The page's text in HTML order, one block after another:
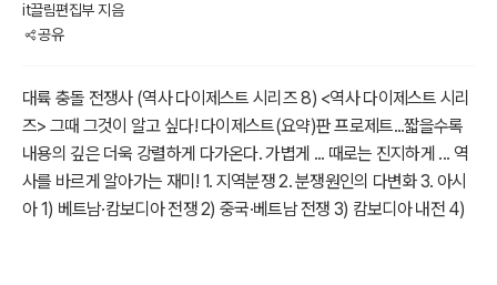
it끌림편집부 지음
공유
대륙 충돌 전쟁사 (역사 다이제스트 시리즈 8) <역사 다이제스트 시리
즈> 그때 그것이 알고 싶다! 다이제스트(요약)판 프로제트...짧을수록
내용의 깊은 더욱 강렬하게 다가온다. 가볍게 ... 때로는 진지하게 ... 역
사를 바르게 알아가는 재미! 1. 지역분쟁 2. 분쟁원인의 다변화 3. 아시
아 1) 베트남·캄보디아 전쟁 2) 중국·베트남 전쟁 3) 캄보디아 내전 4)